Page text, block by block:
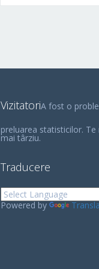
VizitatoriA fost o
preluarea statisticilor. Te
mai târziu.
Traducere
Powered by